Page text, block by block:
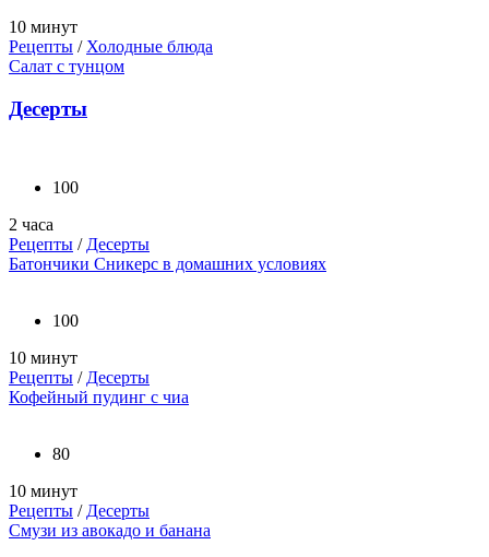
10 минут
Рецепты / Холодные блюда
Салат с тунцом
Десерты
100
2 часа
Рецепты / Десерты
Батончики Сникерс в домашних условиях
100
10 минут
Рецепты / Десерты
Кофейный пудинг с чиа
80
10 минут
Рецепты / Десерты
Смузи из авокадо и банана